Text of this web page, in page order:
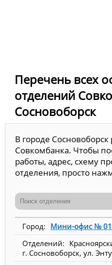
Перечень всех
отделений
Сосновоборск
В городе Сосновоборск
Совкомбанка. Чтобы
работы, адрес, схему
отделения, просто
Мини-офис №
г. Сосновоборск, ул.